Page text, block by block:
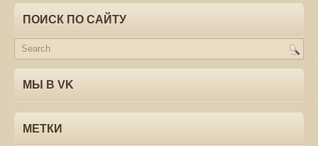
ПОИСК ПО САЙТУ
МЫ В VK
МЕТКИ